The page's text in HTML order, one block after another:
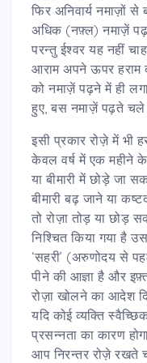
फिर अनिवार्य नमाज़ों
अधिक (नफ़्ल) नमाज़ें
परन्तु ईश्वर यह नहीं
आराम अपने ऊपर हराम
को नमाज़ें पढ़ने में ही
हुए, बस नमाज़ें पढ़ते चले
इसी प्रकार रोज़े में भी
केवल वर्ष में एक महीने के
या बीमारी में छोड़े जा
बीमारी बढ़ जाने या
तो रोज़ा तोड़ या छोड़
निश्चित किया गया है
‘सहरी’ (अरुणोदय से
पीने की आज्ञा है और
रोज़ा खोलने का आदेश
यदि कोई व्यक्ति
प्रसन्नता का कारण
आप निरन्तर रोज़े